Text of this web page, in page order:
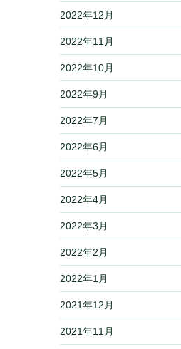
2022年12月
2022年11月
2022年10月
2022年9月
2022年7月
2022年6月
2022年5月
2022年4月
2022年3月
2022年2月
2022年1月
2021年12月
2021年11月